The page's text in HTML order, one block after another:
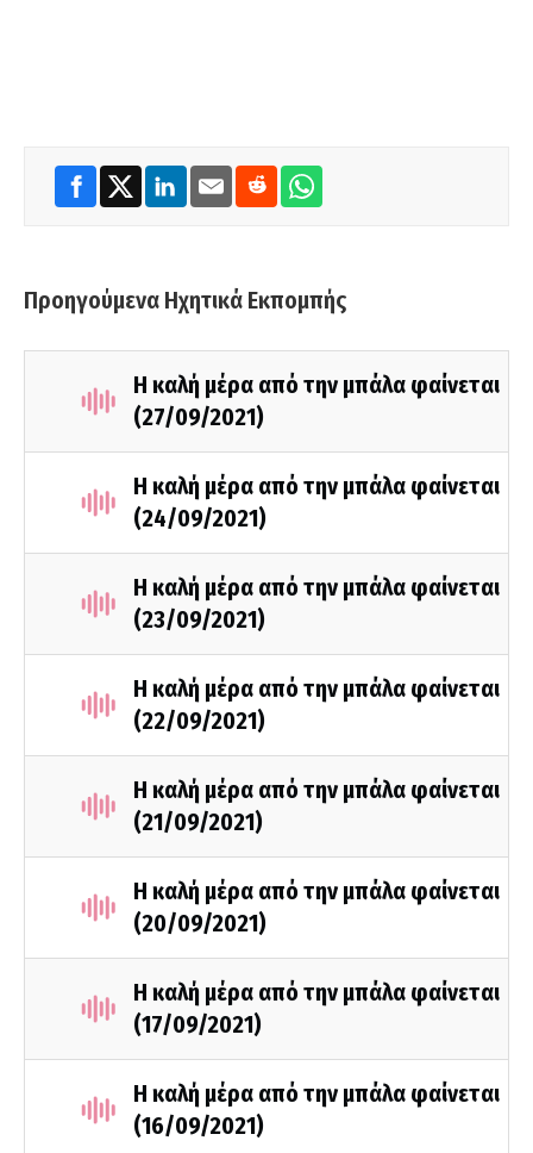
Προηγούμενα Ηχητικά Εκπομπής
Η καλή μέρα από την μπάλα φαίνεται
(27/09/2021)
Η καλή μέρα από την μπάλα φαίνεται
(24/09/2021)
Η καλή μέρα από την μπάλα φαίνεται
(23/09/2021)
Η καλή μέρα από την μπάλα φαίνεται
(22/09/2021)
Η καλή μέρα από την μπάλα φαίνεται
(21/09/2021)
Η καλή μέρα από την μπάλα φαίνεται
(20/09/2021)
Η καλή μέρα από την μπάλα φαίνεται
(17/09/2021)
Η καλή μέρα από την μπάλα φαίνεται
(16/09/2021)